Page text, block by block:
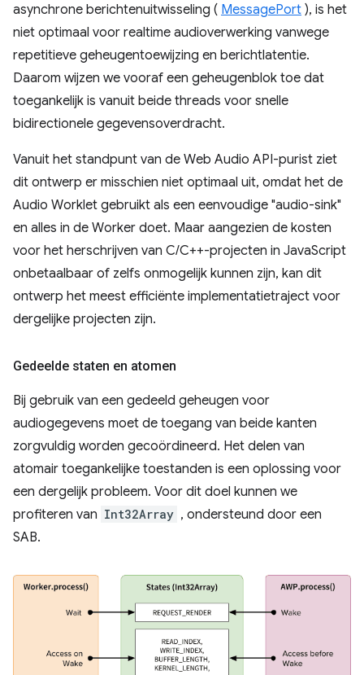
asynchrone berichtenuitwisseling ( MessagePort ), is het
niet optimaal voor realtime audioverwerking vanwege
repetitieve geheugentoewijzing en berichtlatentie.
Daarom wijzen we vooraf een geheugenblok toe dat
toegankelijk is vanuit beide threads voor snelle
bidirectionele gegevensoverdracht.
Vanuit het standpunt van de Web Audio API-purist ziet
dit ontwerp er misschien niet optimaal uit, omdat het de
Audio Worklet gebruikt als een eenvoudige "audio-sink"
en alles in de Worker doet. Maar aangezien de kosten
voor het herschrijven van C/C++-projecten in JavaScript
onbetaalbaar of zelfs onmogelijk kunnen zijn, kan dit
ontwerp het meest efficiënte implementatietraject voor
dergelijke projecten zijn.
Gedeelde staten en atomen
Bij gebruik van een gedeeld geheugen voor
audiogegevens moet de toegang van beide kanten
zorgvuldig worden gecoördineerd. Het delen van
atomair toegankelijke toestanden is een oplossing voor
een dergelijk probleem. Voor dit doel kunnen we
profiteren van Int32Array , ondersteund door een
SAB.